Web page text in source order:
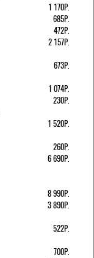
1 170Р.
685Р.
472Р.
2 157Р.
673Р.
1 074Р.
230Р.
1 520Р.
260Р.
6 690Р.
8 990Р.
3 890Р.
522Р.
700Р.